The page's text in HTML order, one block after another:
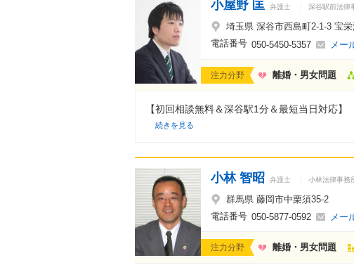
小屋野 匡 弁護士 深谷駅前法律
埼玉県 深谷市西島町2-1-3 宝
電話番号 050-5450-5357 メー
注力分野 離婚・男女問題
【初回相談無料＆深谷駅1分＆最短当日対応】
続きを見る
小林 智昭 弁護士 小林法律事務
群馬県 藤岡市中栗須35-2
電話番号 050-5877-0592 メー
注力分野 離婚・男女問題